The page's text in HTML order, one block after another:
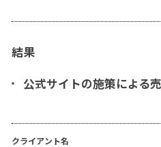
結果
公式サイトの施策による
クライアント名